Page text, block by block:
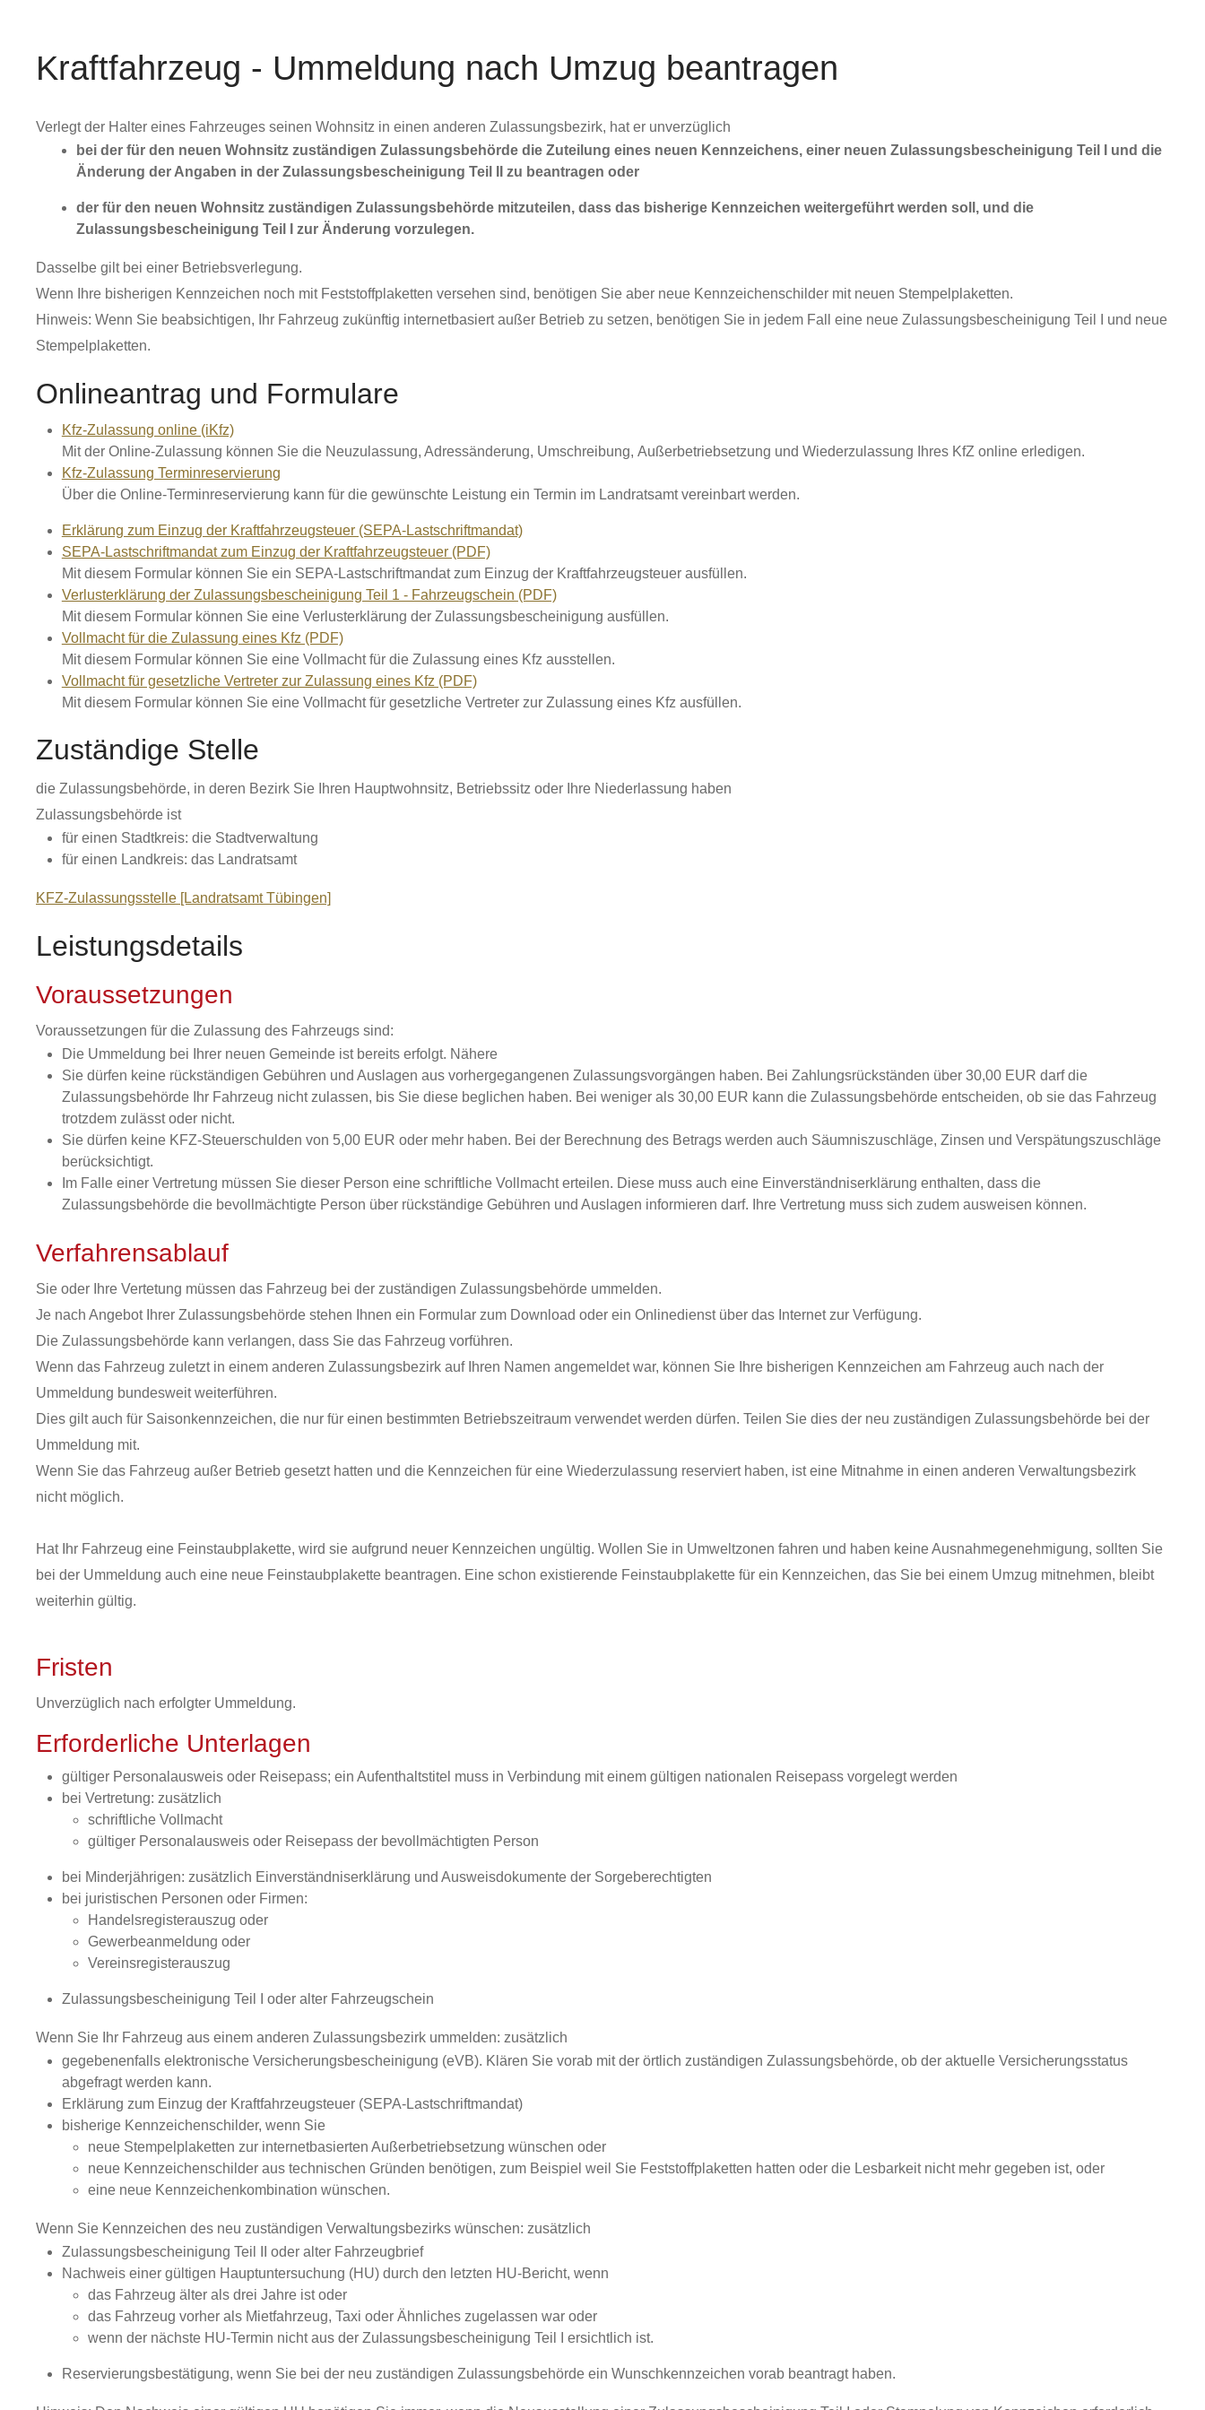
Kraftfahrzeug - Ummeldung nach Umzug beantragen
Verlegt der Halter eines Fahrzeuges seinen Wohnsitz in einen anderen Zulassungsbezirk, hat er unverzüglich
bei der für den neuen Wohnsitz zuständigen Zulassungsbehörde die Zuteilung eines neuen Kennzeichens, einer neuen Zulassungsbescheinigung Teil I und die
Änderung der Angaben in der Zulassungsbescheinigung Teil II zu beantragen oder
der für den neuen Wohnsitz zuständigen Zulassungsbehörde mitzuteilen, dass das bisherige Kennzeichen weitergeführt werden soll, und die
Zulassungsbescheinigung Teil I zur Änderung vorzulegen.
Dasselbe gilt bei einer Betriebsverlegung.
Wenn Ihre bisherigen Kennzeichen noch mit Feststoffplaketten versehen sind, benötigen Sie aber neue Kennzeichenschilder mit neuen Stempelplaketten.
Hinweis: Wenn Sie beabsichtigen, Ihr Fahrzeug zukünftig internetbasiert außer Betrieb zu setzen, benötigen Sie in jedem Fall eine neue Zulassungsbescheinigung Teil I und neue
Stempelplaketten.
Onlineantrag und Formulare
Kfz-Zulassung online (iKfz)
Mit der Online-Zulassung können Sie die Neuzulassung, Adressänderung, Umschreibung, Außerbetriebsetzung und Wiederzulassung Ihres KfZ online erledigen.
Kfz-Zulassung Terminreservierung
Über die Online-Terminreservierung kann für die gewünschte Leistung ein Termin im Landratsamt vereinbart werden.
Erklärung zum Einzug der Kraftfahrzeugsteuer (SEPA-Lastschriftmandat)
SEPA-Lastschriftmandat zum Einzug der Kraftfahrzeugsteuer (PDF)
Mit diesem Formular können Sie ein SEPA-Lastschriftmandat zum Einzug der Kraftfahrzeugsteuer ausfüllen.
Verlusterklärung der Zulassungsbescheinigung Teil 1 - Fahrzeugschein (PDF)
Mit diesem Formular können Sie eine Verlusterklärung der Zulassungsbescheinigung ausfüllen.
Vollmacht für die Zulassung eines Kfz (PDF)
Mit diesem Formular können Sie eine Vollmacht für die Zulassung eines Kfz ausstellen.
Vollmacht für gesetzliche Vertreter zur Zulassung eines Kfz (PDF)
Mit diesem Formular können Sie eine Vollmacht für gesetzliche Vertreter zur Zulassung eines Kfz ausfüllen.
Zuständige Stelle
die Zulassungsbehörde, in deren Bezirk Sie Ihren Hauptwohnsitz, Betriebssitz oder Ihre Niederlassung haben
Zulassungsbehörde ist
für einen Stadtkreis: die Stadtverwaltung
für einen Landkreis: das Landratsamt
KFZ-Zulassungsstelle [Landratsamt Tübingen]
Leistungsdetails
Voraussetzungen
Voraussetzungen für die Zulassung des Fahrzeugs sind:
Die Ummeldung bei Ihrer neuen Gemeinde ist bereits erfolgt. Nähere
Sie dürfen keine rückständigen Gebühren und Auslagen aus vorhergegangenen Zulassungsvorgängen haben. Bei Zahlungsrückständen über 30,00 EUR darf die
Zulassungsbehörde Ihr Fahrzeug nicht zulassen, bis Sie diese beglichen haben. Bei weniger als 30,00 EUR kann die Zulassungsbehörde entscheiden, ob sie das Fahrzeug
trotzdem zulässt oder nicht.
Sie dürfen keine KFZ-Steuerschulden von 5,00 EUR oder mehr haben. Bei der Berechnung des Betrags werden auch Säumniszuschläge, Zinsen und Verspätungszuschläge
berücksichtigt.
Im Falle einer Vertretung müssen Sie dieser Person eine schriftliche Vollmacht erteilen. Diese muss auch eine Einverständniserklärung enthalten, dass die
Zulassungsbehörde die bevollmächtigte Person über rückständige Gebühren und Auslagen informieren darf. Ihre Vertretung muss sich zudem ausweisen können.
Verfahrensablauf
Sie oder Ihre Vertetung müssen das Fahrzeug bei der zuständigen Zulassungsbehörde ummelden.
Je nach Angebot Ihrer Zulassungsbehörde stehen Ihnen ein Formular zum Download oder ein Onlinedienst über das Internet zur Verfügung.
Die Zulassungsbehörde kann verlangen, dass Sie das Fahrzeug vorführen.
Wenn das Fahrzeug zuletzt in einem anderen Zulassungsbezirk auf Ihren Namen angemeldet war, können Sie Ihre bisherigen Kennzeichen am Fahrzeug auch nach der
Ummeldung bundesweit weiterführen.
Dies giltauch für Saisonkennzeichen, die nur für einen bestimmten Betriebszeitraum verwendet werden dürfen. Teilen Sie dies der neu zuständigen Zulassungsbehörde bei der
Ummeldung mit.
Wenn Sie das Fahrzeug außer Betrieb gesetzt hatten und die Kennzeichen für eine Wiederzulassung reserviert haben, ist eine Mitnahme in einen anderen Verwaltungsbezirk
nicht möglich.
Hat Ihr Fahrzeug eine Feinstaubplakette, wird sie aufgrund neuer Kennzeichen ungültig. Wollen Sie in Umweltzonen fahren und haben keine Ausnahmegenehmigung, sollten Sie
bei der Ummeldung auch eine neue Feinstaubplakette beantragen. Eine schon existierende Feinstaubplakette für ein Kennzeichen, das Sie bei einem Umzug mitnehmen, bleibt
weiterhin gültig.
Fristen
Unverzüglich nach erfolgter Ummeldung.
Erforderliche Unterlagen
gültiger Personalausweis oder Reisepass; ein Aufenthaltstitel muss in Verbindung mit einem gültigen nationalen Reisepass vorgelegt werden
bei Vertretung: zusätzlich
schriftliche Vollmacht
gültiger Personalausweis oder Reisepass der bevollmächtigten Person
bei Minderjährigen: zusätzlich Einverständniserklärung und Ausweisdokumente der Sorgeberechtigten
bei juristischen Personen oder Firmen:
Handelsregisterauszug oder
Gewerbeanmeldung oder
Vereinsregisterauszug
Zulassungsbescheinigung Teil I oder alter Fahrzeugschein
Wenn Sie Ihr Fahrzeug aus einem anderen Zulassungsbezirk ummelden: zusätzlich
gegebenenfalls elektronische Versicherungsbescheinigung (eVB). Klären Sie vorab mit der örtlich zuständigen Zulassungsbehörde, ob der aktuelle Versicherungsstatus
abgefragt werden kann.
Erklärung zum Einzug der Kraftfahrzeugsteuer (SEPA-Lastschriftmandat)
bisherige Kennzeichenschilder, wenn Sie
neue Stempelplaketten zur internetbasierten Außerbetriebsetzung wünschen oder
neue Kennzeichenschilder aus technischen Gründen benötigen, zum Beispiel weil Sie Feststoffplaketten hatten oder die Lesbarkeit nicht mehr gegeben ist, oder
eine neue Kennzeichenkombination wünschen.
Wenn Sie Kennzeichen des neu zuständigen Verwaltungsbezirks wünschen: zusätzlich
Zulassungsbescheinigung Teil II oder alter Fahrzeugbrief
Nachweis einer gültigen Hauptuntersuchung (HU) durch den letzten HU-Bericht, wenn
das Fahrzeug älter als drei Jahre ist oder
das Fahrzeug vorher als Mietfahrzeug, Taxi oder Ähnliches zugelassen war oder
wenn der nächste HU-Termin nicht aus der Zulassungsbescheinigung Teil I ersichtlich ist.
Reservierungsbestätigung, wenn Sie bei der neu zuständigen Zulassungsbehörde ein Wunschkennzeichen vorab beantragt haben.